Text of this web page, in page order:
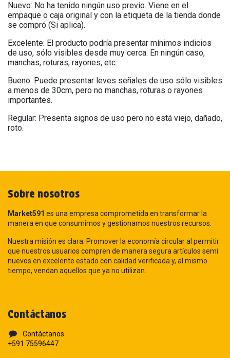
Nuevo: No ha tenido ningún uso previo. Viene en el
empaque o caja original y con la etiqueta de la tienda donde
se compró (Si aplica).
Excelente: El producto podría presentar mínimos indicios
de uso, sólo visibles desde muy cerca. En ningún caso,
manchas, roturas, rayones, etc.
Bueno: Puede presentar leves señales de uso sólo visibles
a menos de 30cm, pero no manchas, roturas o rayones
importantes.
Regular: Presenta signos de uso pero no está viejo, dañado,
roto.
Sobre nosotros
Market591 es una empresa comprometida en transformar la
manera en que consumimos y gestionamos nuestros recursos.
Nuestra misión es clara: Promover la economía circular al permitir
que nuestros usuarios compren de manera segura artículos semi
nuevos en excelente estado con calidad verificada y, al mismo
tiempo, vendan aquellos que ya no utilizan.
Contáctanos
Contáctanos
+591 75596447